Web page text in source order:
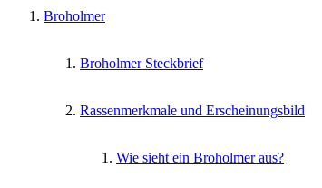
Broholmer
Broholmer Steckbrief
Rassenmerkmale und Erscheinungsbild
Wie sieht ein Broholmer aus?